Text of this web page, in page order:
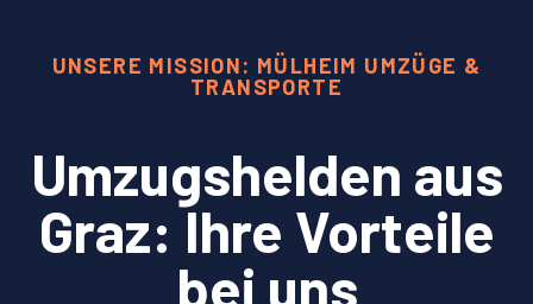
UNSERE MISSION: MÜLHEIM UMZÜGE &
TRANSPORTE
Umzugshelden aus
Graz: Ihre Vorteile
bei uns